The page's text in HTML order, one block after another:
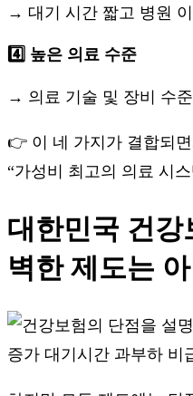
→ 대기 시간 짧고 병원 이
4️⃣ 높은 의료 수준
→ 의료 기술 및 장비 수
👉 이 네 가지가 결합되면
“가성비 최고의 의료 시
대한민국 건강
벽한 제도는